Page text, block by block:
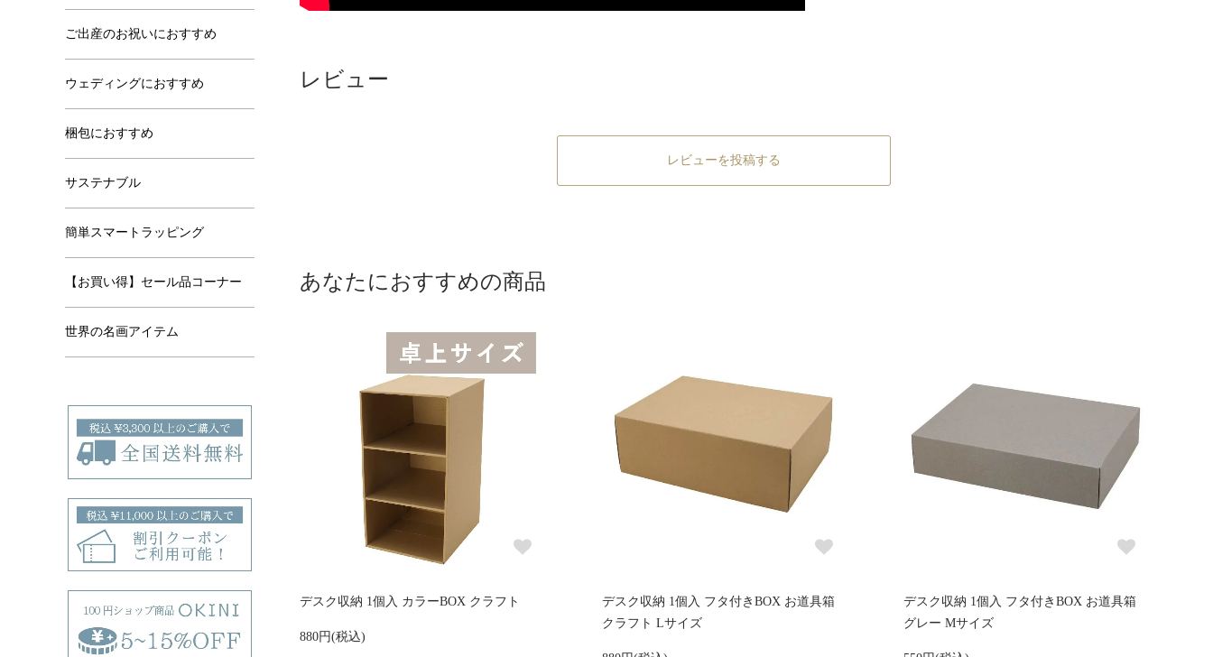
レビュー
レビューを投稿する
あなたにおすすめの商品
デスク収納 1個入 カラーBOX クラフト
880円(税込)
デスク収納 1個入 フタ付きBOX お道具箱
クラフト Lサイズ
デスク収納 1個入 フタ付きBOX お道具箱
グレー Mサイズ
ご出産のお祝いにおすすめ
ウェディングにおすすめ
梱包におすすめ
サステナブル
簡単スマートラッピング
【お買い得】セール品コーナー
世界の名画アイテム